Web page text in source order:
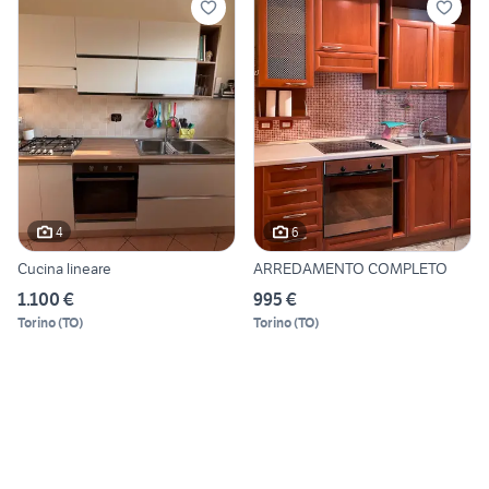
4
Cucina lineare
1.100 €
Torino(TO)
6
ARREDAMENTO COMPLETO
995 €
Torino(TO)